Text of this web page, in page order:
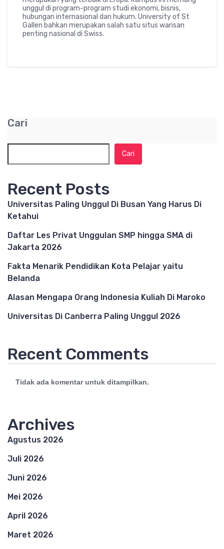
unggul di program-program studi ekonomi, bisnis,
hubungan internasional dan hukum. University of St
Gallen bahkan merupakan salah satu situs warisan
penting nasional di Swiss.
Cari
Cari
Recent Posts
Universitas Paling Unggul Di Busan Yang Harus Di
Ketahui
Daftar Les Privat Unggulan SMP hingga SMA di
Jakarta 2026
Fakta Menarik Pendidikan Kota Pelajar yaitu
Belanda
Alasan Mengapa Orang Indonesia Kuliah Di Maroko
Universitas Di Canberra Paling Unggul 2026
Recent Comments
Tidak ada komentar untuk ditampilkan.
Archives
Agustus 2026
Juli 2026
Juni 2026
Mei 2026
April 2026
Maret 2026